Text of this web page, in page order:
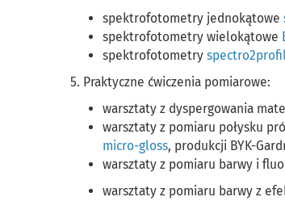
spektrofotometry jednokątowe
spektrofotometry wielokątowe
spektrofotometry
5. Praktyczne ćwiczenia pomiarowe:
warsztaty z dyspergowania
warsztaty z pomiaru połysku
micro-gloss, produkcji BYK-
warsztaty z pomiaru barwy i
warsztaty z pomiaru barwy z